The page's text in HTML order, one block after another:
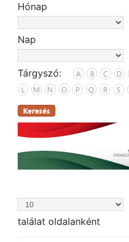
Hónap
Nap
Tárgyszó: A B C D
L
M N O P Q R S
Keresés
találat oldalanként